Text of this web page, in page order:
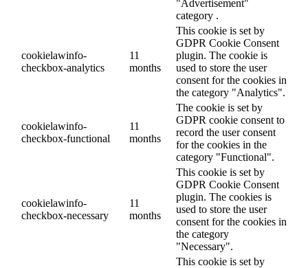
"Advertisement"
category .
cookielawinfo-
checkbox-analytics
11
months
This cookie is set by
GDPR Cookie Consent
plugin. The cookie is
used to store the user
consent for the cookies in
the category "Analytics".
cookielawinfo-
checkbox-functional
11
months
The cookie is set by
GDPR cookie consent to
record the user consent
for the cookies in the
category "Functional".
cookielawinfo-
checkbox-necessary
11
months
This cookie is set by
GDPR Cookie Consent
plugin. The cookies is
used to store the user
consent for the cookies in
the category
"Necessary".
This cookie is set by